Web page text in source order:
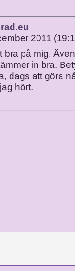
2011
bra på mig.
in bra.
dags att göra
hört.